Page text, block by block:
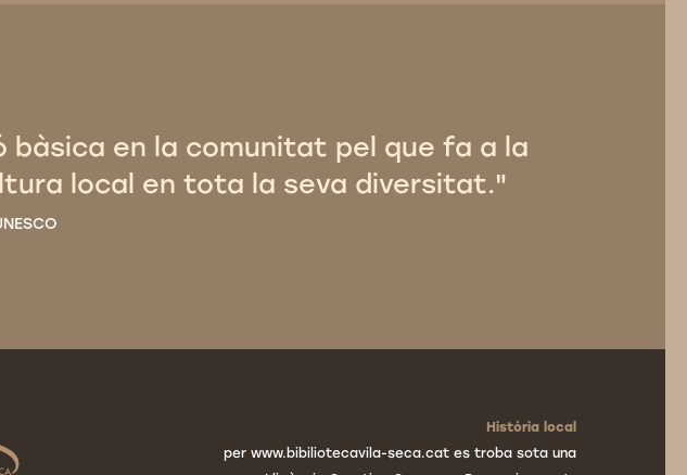
en la comunitat pel que fa a la
local en tota la seva diversitat."
Història local
per www.bibiliotecavila-seca.cat es troba sota una